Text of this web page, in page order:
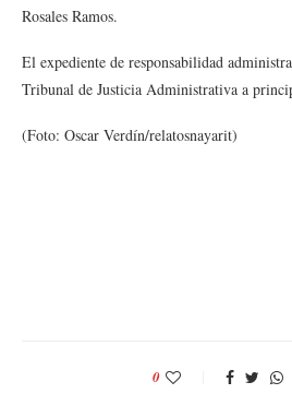
Rosales Ramos.
El expediente de responsabilidad
Tribunal de Justicia Administrativa a
(Foto: Oscar Verdín/relatosnayarit)
0